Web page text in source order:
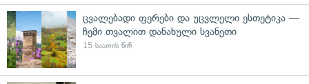
ცვალებადი ფერები და უცვლელი ესთეტიკა —
ჩემი თვალით დანახული სვანეთი
15 საათის წინ